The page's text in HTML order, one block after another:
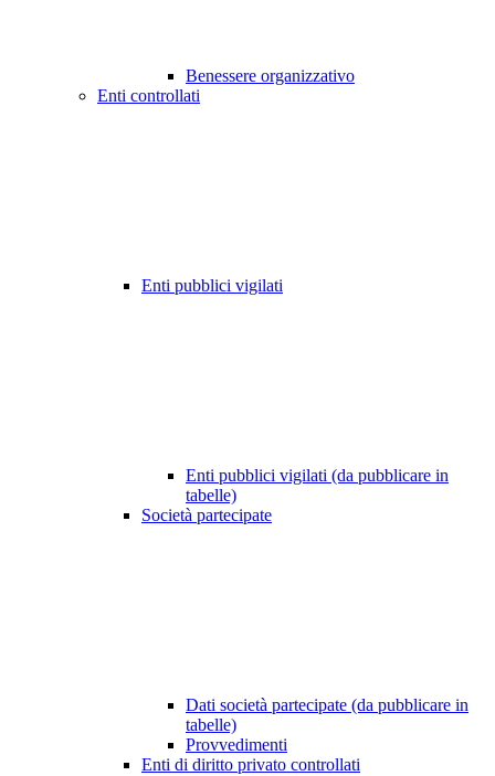
Benessere organizzativo
Enti controllati
Enti pubblici vigilati
Enti pubblici vigilati (da pubblicare in
tabelle)
Società partecipate
Dati società partecipate (da pubblicare in
tabelle)
Provvedimenti
Enti di diritto privato controllati